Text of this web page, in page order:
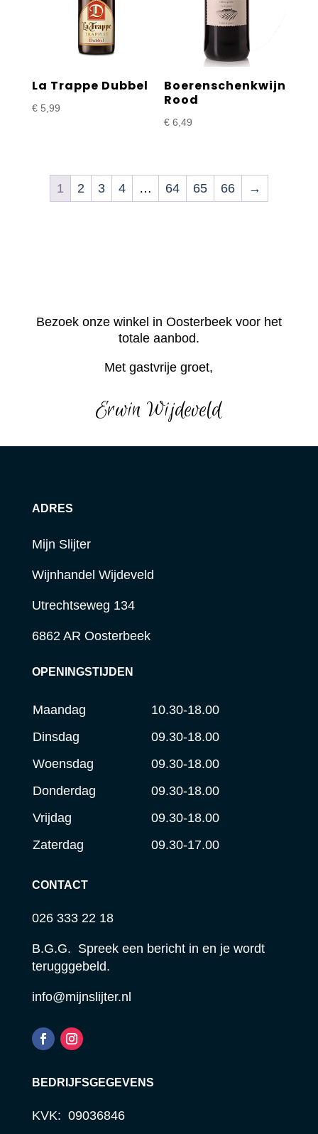
La Trappe Dubbel
€5,99
Boerenschenkwijn
Rood
€ 6,49
1 2 3 4 … 64 65 66 →
Bezoek onze winkel in Oosterbeek voor het
totale aanbod.
Met gastvrije groet,
Erwin Wijdeveld
ADRES
Mijn Slijter
Wijnhandel Wijdeveld
Utrechtseweg 134
6862 AR Oosterbeek
OPENINGSTIJDEN
Maandag
10.30-18.00
Dinsdag
09.30-18.00
Woensdag
09.30-18.00
Donderdag
09.30-18.00
Vrijdag
09.30-18.00
Zaterdag
09.30-17.00
CONTACT
026 333 22 18
B.G.G. Spreek een bericht in en je wordt
terugggebeld.
info@mijnslijter.nl
BEDRIJFSGEGEVENS
KVK: 09036846